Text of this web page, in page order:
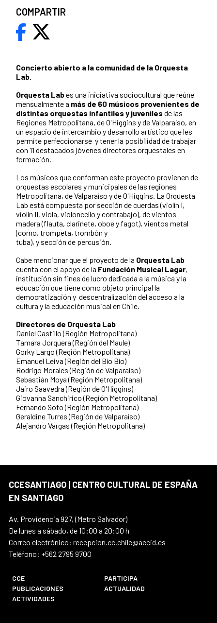
Concierto abierto a la comunidad de la Orquesta
Lab.
Orquesta Labes una iniciativa sociocultural que reúne
mensualmente a más de 60 músicos provenientes de
distintas orquestas infantiles y juveniles de las
Regiones Metropolitana, de O'Higgins y de Valparaíso, en
un espacio de intercambio y desarrollo artístico que les
permite perfeccionarse y tener la posibilidad de trabajar
con 11 destacados jóvenes directores orquestales en
formación.
Los músicos que conforman este proyecto provienen de
orquestas escolares y municipales de las regiones
Metropolitana, de Valparaíso y de O'Higgins. La Orquesta
Lab está compuesta por sección de cuerdas (violín I,
violín II, viola, violoncello y contrabajo), de vientos
madera (flauta, clarinete, oboe y fagot), vientos metal
(corno, trompeta, trombón y
tuba), y sección de percusión.
Cabe mencionar que el proyecto de la Orquesta Lab
cuenta con el apoyo de la Fundación Musical Lagar,
institución sin fines de lucro dedicada a la música y la
educación que tiene como objeto principal la
democratización y descentralización del acceso a la
cultura y la educación musical en Chile.
Directores de Orquesta Lab
Daniel Castillo (Región Metropolitana)
Tamara Jorquera (Región del Maule)
Gorky Largo (Región Metropolitana)
Emanuel Leiva (Región del Bío Bío)
Rodrigo Morales (Región de Valparaíso)
Sebastián Moya (Región Metropolitana)
Jairo Saavedra (Región de O'Higgins)
Giovanna Sanchirico (Región Metropolitana)
Fernando Soto (Región Metropolitana)
Geraldine Turres (Región de Valparaíso)
Alejandro Vargas (Región Metropolitana)
COMPARTIR
CCESANTIAGO | CENTRO CULTURAL DE ESPAÑA
EN SANTIAGO
Av. Providencia 927, (Metro Salvador)
De lunes a sábado, de 10:00 a 20:00 h
Correo electrónico: recepcion.cc.chile@aecid.es
Teléfono: +562 2795 9700
CCE
PARTICIPA
PUBLICACIONES
ACTUALIDAD
ACTIVIDADES